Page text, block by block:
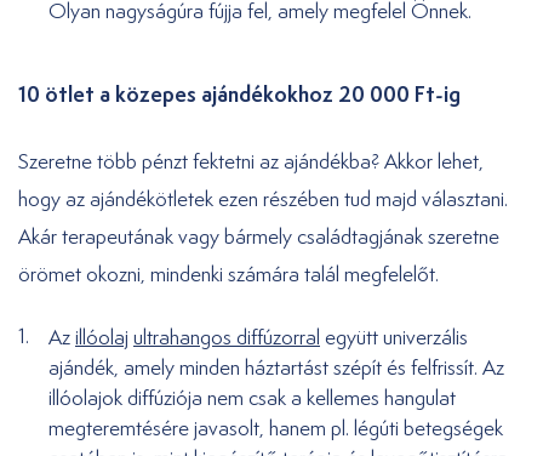
Olyan nagyságúra fújja fel, amely megfelel Önnek.
10 ötlet a közepes ajándékokhoz 20 000 Ft-ig
Szeretne több pénzt fektetni az ajándékba? Akkor lehet,
hogy az ajándékötletek ezen részében tud majd választani.
Akár terapeutának vagy bármely családtagjának szeretne
örömet okozni, mindenki számára talál megfelelőt.
Azillóolaj ultrahangos diffúzorral együtt univerzális
ajándék, amely minden háztartást szépít és felfrissít. Az
illóolajok diffúziója nem csak a kellemes hangulat
megteremtésére javasolt, hanem pl. légúti betegségek